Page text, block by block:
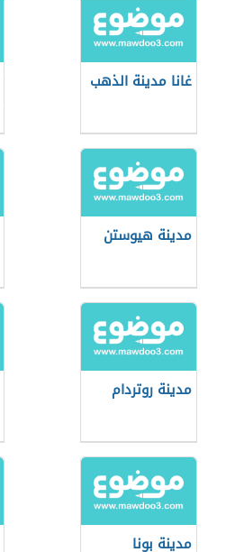
غانا مدينة الذهب
مدينة هيوستن
مدينة روتردام
مدينة بونا